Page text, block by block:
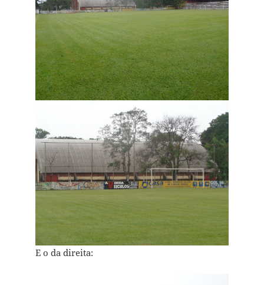
E o da direita: